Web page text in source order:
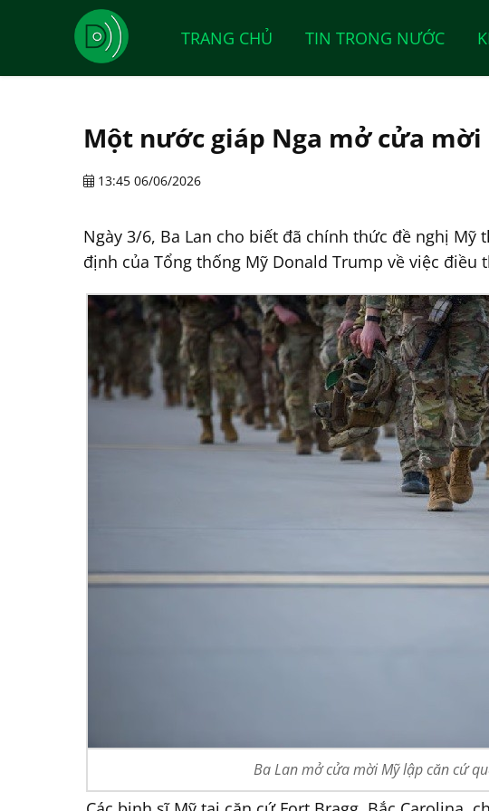
TRANG CHỦ TIN TRONG NƯỚC
Một nước giáp Nga mở cửa
13:45 06/06/2026
Ngày 3/6, Ba Lan cho biết đã chính thức đề nghị
định của Tổng thống Mỹ Donald Trump về việc điều
Ba Lan mở cửa mời Mỹ lập căn cứ